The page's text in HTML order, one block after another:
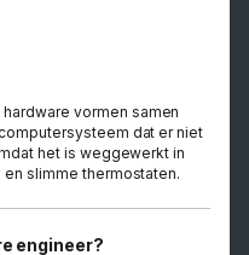
vormen samen
dat er niet
het is weggewerkt in
slimme thermostaten.
engineer?